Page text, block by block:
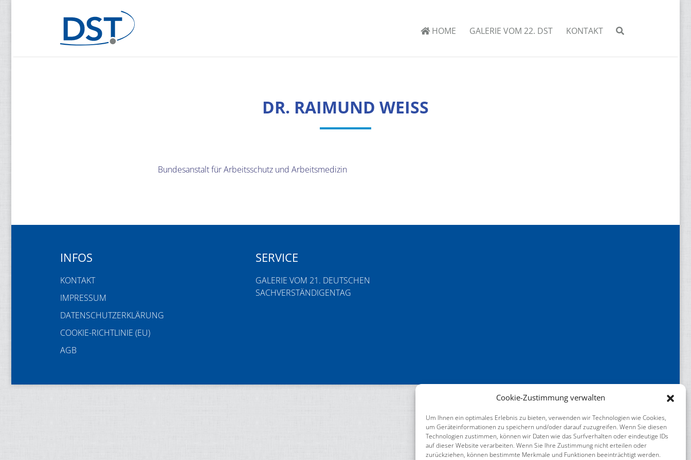
Cookie-Zustimmung verwalten
Um Ihnen ein optimales Erlebnis zu bieten, verwenden wir Technologien wie Cookies,
um Geräteinformationen zu speichern und/oder darauf zuzugreifen. Wenn Sie diesen
Technologien zustimmen, können wir Daten wie das Surfverhalten oder eindeutige IDs
auf dieser Website verarbeiten. Wenn Sie Ihre Zustimmung nicht erteilen oder
zurückziehen, können bestimmte Merkmale und Funktionen beeinträchtigt werden.
HOME GALERIE VOM 22. DST KONTAKT
DR. RAIMUND WEISS
Bundesanstalt für Arbeitsschutz und Arbeitsmedizin
INFOS
KONTAKT
IMPRESSUM
DATENSCHUTZERKLÄRUNG
COOKIE-RICHTLINIE (EU)
AGB
SERVICE
GALERIE VOM 21. DEUTSCHEN
SACHVERSTÄNDIGENTAG